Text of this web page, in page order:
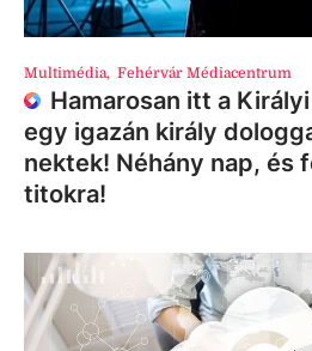
Multimédia, Fehérvár Médiacentrum
Hamarosan itt a
egy igazán király
nektek! Néhány nap, és
titokra!